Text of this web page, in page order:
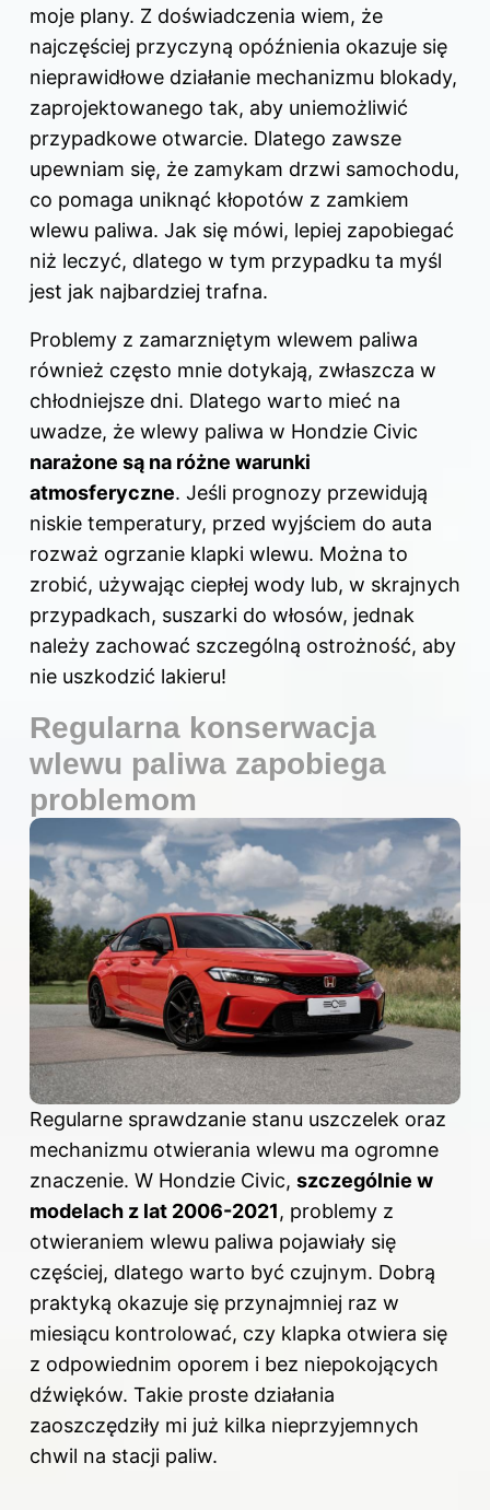
moje plany. Z doświadczenia wiem, że
najczęściej przyczyną opóźnienia okazuje się
nieprawidłowe działanie mechanizmu blokady,
zaprojektowanego tak, aby uniemożliwić
przypadkowe otwarcie. Dlatego zawsze
upewniam się, że zamykam drzwi samochodu,
co pomaga uniknąć kłopotów z zamkiem
wlewu paliwa. Jak się mówi, lepiej zapobiegać
niż leczyć, dlatego w tym przypadku ta myśl
jest jak najbardziej trafna.
Problemy z zamarzniętym wlewem paliwa
również często mnie dotykają, zwłaszcza w
chłodniejsze dni. Dlatego warto mieć na
uwadze, że wlewy paliwa w Hondzie Civic
narażone są na różne warunki
atmosferyczne. Jeśli prognozy przewidują
niskie temperatury, przed wyjściem do auta
rozważ ogrzanie klapki wlewu. Można to
zrobić, używając ciepłej wody lub, w skrajnych
przypadkach, suszarki do włosów, jednak
należy zachować szczególną ostrożność, aby
nie uszkodzić lakieru!
Regularna konserwacja
wlewu paliwa zapobiega
problemom
Regularne sprawdzanie stanu uszczelek oraz
mechanizmu otwierania wlewu ma ogromne
znaczenie. W Hondzie Civic, szczególnie w
modelach z lat 2006-2021, problemy z
otwieraniem wlewu paliwa pojawiały się
częściej, dlatego warto być czujnym. Dobrą
praktyką okazuje się przynajmniej raz w
miesiącu kontrolować, czy klapka otwiera się
z odpowiednim oporem i bez niepokojących
dźwięków. Takie proste działania
zaoszczędziły mi już kilka nieprzyjemnych
chwil na stacji paliw.